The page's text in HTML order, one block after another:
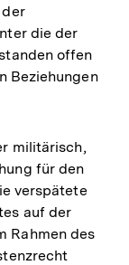
der
die der
offen
Beziehungen
militärisch,
für den
verspätete
auf der
Rahmen des